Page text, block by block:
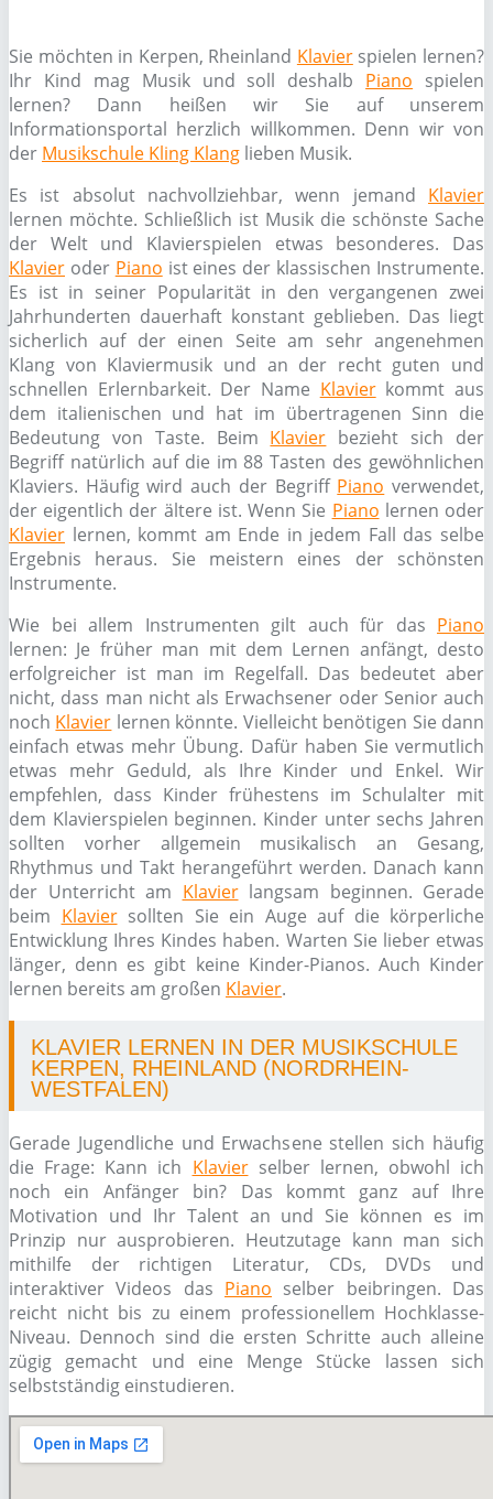
Sie möchten in Kerpen, Rheinland Klavierspielen lernen?
Ihr Kind mag Musik und soll deshalb Piano spielen
lernen? Dann heißen wir Sie auf unserem
Informationsportal herzlich willkommen. Denn wir von
der Musikschule Kling Klang lieben Musik.
Es ist absolut nachvollziehbar, wenn jemand Klavier
lernen möchte. Schließlich ist Musik die schönste Sache
der Welt und Klavierspielen etwas besonderes. Das
Klavier oder Piano ist eines der klassischen Instrumente.
Es ist in seiner Popularität in den vergangenen zwei
Jahrhunderten dauerhaft konstant geblieben. Das liegt
sicherlich auf der einen Seite am sehr angenehmen
Klang von Klaviermusik und an der recht guten und
schnellen Erlernbarkeit. Der Name Klavierkommt aus
dem italienischen und hat im übertragenen Sinn die
Bedeutung von Taste. Beim Klavier bezieht sich der
Begriff natürlich auf die im 88 Tasten des gewöhnlichen
Klaviers. Häufig wird auch der Begriff Piano verwendet,
der eigentlich der ältere ist. Wenn Sie Piano lernen oder
Klavier lernen, kommt am Ende in jedem Fall das selbe
Ergebnis heraus. Sie meistern eines der schönsten
Instrumente.
Wie bei allem Instrumenten gilt auch für das Piano
lernen: Je früher man mit dem Lernen anfängt, desto
erfolgreicher ist man im Regelfall. Das bedeutet aber
nicht, dass man nicht als Erwachsener oder Senior auch
noch Klavier lernen könnte. Vielleicht benötigen Sie dann
einfach etwas mehr Übung. Dafür haben Sie vermutlich
etwas mehr Geduld, als Ihre Kinder und Enkel. Wir
empfehlen, dass Kinder frühestens im Schulalter mit
dem Klavierspielen beginnen. Kinder unter sechs Jahren
sollten vorher allgemein musikalisch an Gesang,
Rhythmus und Takt herangeführt werden. Danach kann
der Unterricht am Klavierlangsam beginnen. Gerade
beim Klaviersollten Sie ein Auge auf die körperliche
Entwicklung Ihres Kindes haben. Warten Sie lieber etwas
länger, denn es gibt keine Kinder-Pianos. Auch Kinder
lernen bereits am großen Klavier.
KLAVIER LERNEN IN DER MUSIKSCHULE
KERPEN, RHEINLAND (NORDRHEIN-
WESTFALEN)
Gerade Jugendliche und Erwachsene stellen sich häufig
die Frage: Kann ich Klavierselber lernen, obwohl ich
noch ein Anfänger bin? Das kommt ganz auf Ihre
Motivation und Ihr Talent an und Sie können es im
Prinzip nur ausprobieren. Heutzutage kann man sich
mithilfe der richtigen Literatur, CDs, DVDs und
interaktiver Videos das Piano selber beibringen. Das
reicht nicht bis zu einem professionellem Hochklasse-
Niveau. Dennoch sind die ersten Schritte auch alleine
zügig gemacht und eine Menge Stücke lassen sich
selbstständig einstudieren.